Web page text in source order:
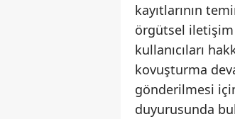
kayıtlarının
örgütsel iletişim
kullanıcıları
kovuşturma
gönderilmesi
duyurusunda